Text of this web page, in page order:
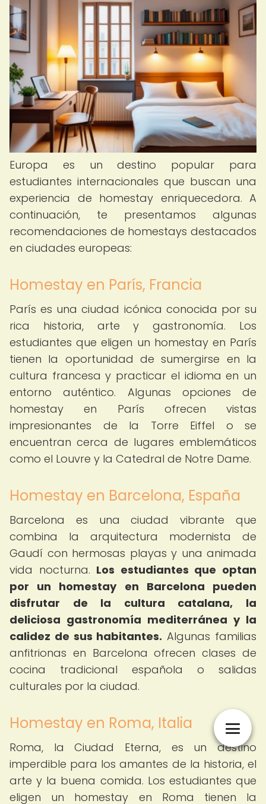
Europa es un destino popular para
estudiantes internacionales que buscan una
experiencia de homestay enriquecedora. A
continuación, te presentamos algunas
recomendaciones de homestays destacados
en ciudades europeas:
Homestay en París, Francia
París es una ciudad icónica conocida por su
rica historia, arte y gastronomía. Los
estudiantes que eligen un homestay en París
tienen la oportunidad de sumergirse en la
cultura francesa y practicar el idioma en un
entorno auténtico. Algunas opciones de
homestay en París ofrecen vistas
impresionantes de la Torre Eiffel o se
encuentran cerca de lugares emblemáticos
como el Louvre y la Catedral de Notre Dame.
Homestay en Barcelona, España
Barcelona es una ciudad vibrante que
combina la arquitectura modernista de
Gaudí con hermosas playas y una animada
vida nocturna. Los estudiantes que optan
por un homestay en Barcelona pueden
disfrutar de la cultura catalana, la
deliciosa gastronomía mediterránea y la
calidez de sus habitantes. Algunas familias
anfitrionas en Barcelona ofrecen clases de
cocina tradicional española o salidas
culturales por la ciudad.
Homestay en Roma, Italia
Roma, la Ciudad Eterna, es un destino
imperdible para los amantes de la historia, el
arte y la buena comida. Los estudiantes que
eligen un homestay en Roma tienen la